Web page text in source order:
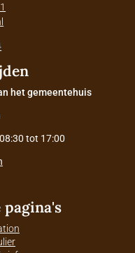
het gemeentehuis
tot 17:00